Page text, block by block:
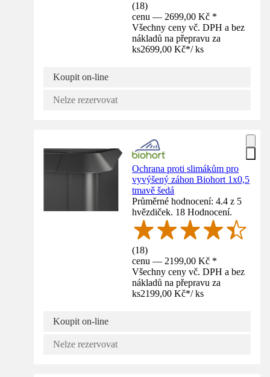
(18)
cenu — 2699,00 Kč *
Všechny ceny vč. DPH a bez
nákladů na přepravu za
ks2699,00 Kč*/ ks
Koupit on-line
Nelze rezervovat
Ochrana proti slimákům pro
vyvýšený záhon Biohort 1x0,5
tmavě šedá
Průměrné hodnocení: 4.4 z 5
hvězdiček. 18 Hodnocení.
(18)
cenu — 2199,00 Kč *
Všechny ceny vč. DPH a bez
nákladů na přepravu za
ks2199,00 Kč*/ ks
Koupit on-line
Nelze rezervovat